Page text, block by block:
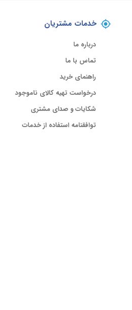
خدمات مشتریان
درباره ما
تماس با ما
راهنمای خرید
درخواست تهیه کالای ناموجود
شکایات و صدای مشتری
توافقنامه استفاده از خدمات